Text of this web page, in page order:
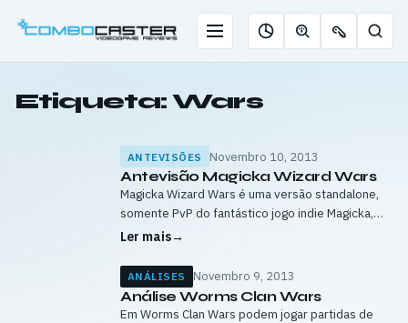
para
Menu
Roleta
de
DescobrirOfertas
Etiqueta:Wars
ANTEVISÕES Novembro 10, 2013
Antevisão Magicka Wizard Wars
Magicka Wizard Wars é uma versão standalone,
somente PvP do fantástico jogo indie Magicka,
que para aqueles que nunca tinham ouvido falar, é
Ler mais→
ANÁLISES Novembro 9, 2013
Análise Worms Clan Wars
Em Worms Clan Wars podem jogar partidas de